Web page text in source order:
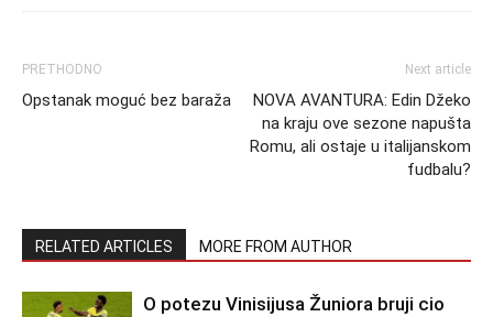
PRETHODNO
Opstanak moguć bez baraža
Next article
NOVA AVANTURA: Edin Džeko
na kraju ove sezone napušta
Romu, ali ostaje u italijanskom
fudbalu?
RELATED ARTICLES MORE FROM AUTHOR
O potezu Vinisijusa Žuniora bruji cio